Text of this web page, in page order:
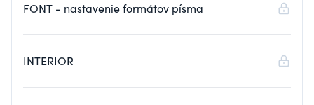
FONT - nastavenie formátov písma
INTERIOR